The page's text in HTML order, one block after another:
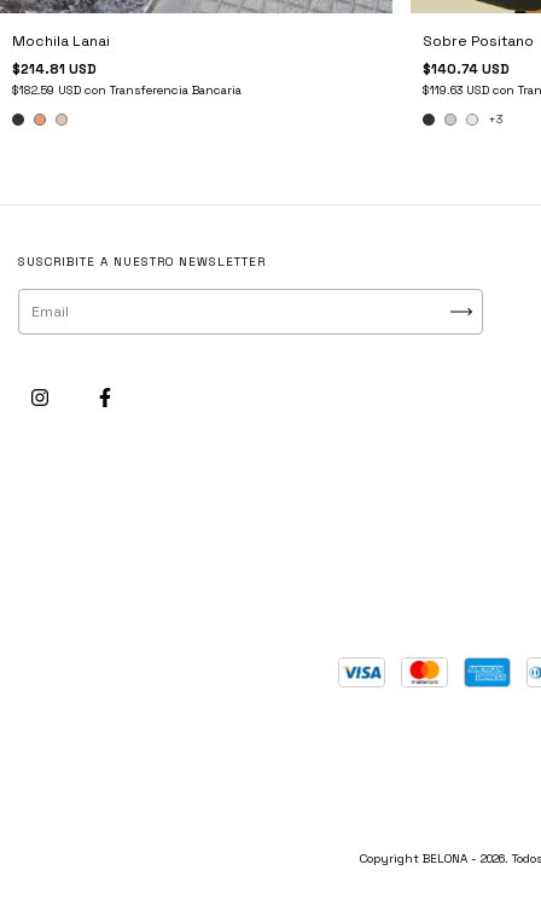
Mochila Lanai
$214.81 USD
$182.59 USD con Transferencia Bancaria
Sobre Positano
$140.74 USD
$119.63 USD con
+3
SUSCRIBITE A NUESTRO NEWSLETTER
Copyright BELONA - 2026.